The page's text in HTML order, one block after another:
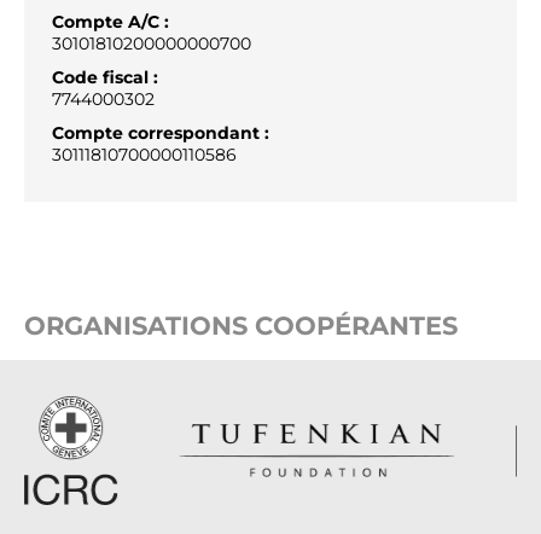
Compte A/C :
30101810200000000700
Code fiscal :
7744000302
Compte correspondant :
30111810700000110586
ORGANISATIONS COOPÉRANTES